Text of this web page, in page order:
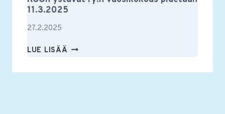
11.3.2025
27.2.2025
LUE LISÄÄ RSON
RY:N